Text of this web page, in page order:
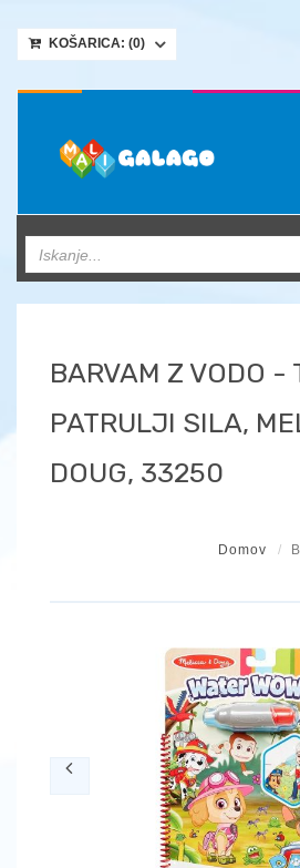
KOŠARICA: (0)
BARVAM Z VODO -
PATRULJI SILA,
DOUG, 33250
Domov